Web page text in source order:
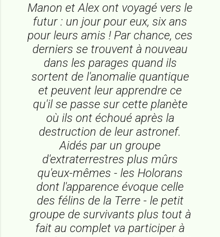
Manon et Alex ont voyagé vers le
futur : un jour pour eux, six ans
pour leurs amis ! Par chance, ces
derniers se trouvent à nouveau
dans les parages quand ils
sortent de l'anomalie quantique
et peuvent leur apprendre ce
qu'il se passe sur cette planète
où ils ont échoué après la
destruction de leur astronef.
Aidés par un groupe
d'extraterrestres plus mûrs
qu'eux-mêmes - les Holorans
dont l'apparence évoque celle
des félins de la Terre - le petit
groupe de survivants plus tout à
fait au complet va participer à